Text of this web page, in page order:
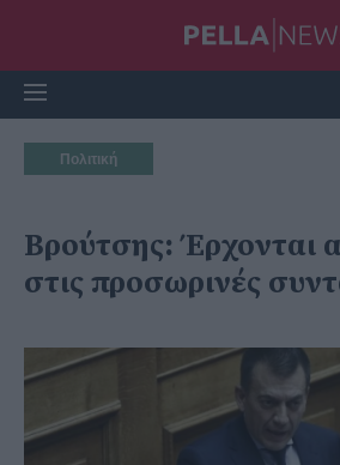
Πολιτική
Βρούτσης: Έρχονται
στις προσωρινές